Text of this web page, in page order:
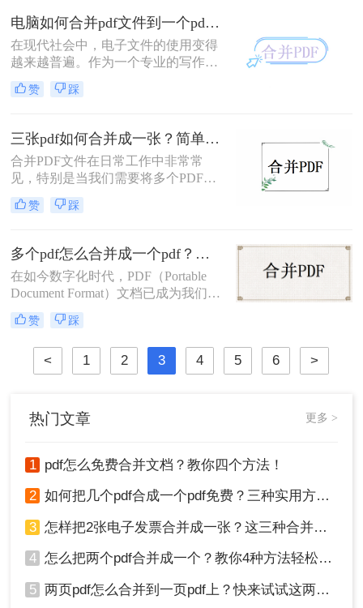
或者将多个报告整合成一个统一的文
档。那么，如何合并PDF文件呢？本
文将为你介绍二种省时高效的解决方
案。
电脑如何合并pdf文件到一个pdf？这二招分分钟解决！
在现代社会中，电子文件的使用变得
越来越普遍。作为一个专业的写作专
家，你可能经常需要合并多个PDF文
件成一个PDF文件。那么，电脑如何
介绍二种简单而高效的方法。
赞 踩
三张pdf如何合并成一张？简单易操作的3个方法！
合并PDF文件在日常工作中非常常
见，特别是当我们需要将多个PDF文
件合为一张时。那么，三张pdf如何合
并成一张呢？本文将介绍三种简便方
一张，让工作更加便捷高效。
赞 踩
多个pdf怎么合并成一个pdf？学会这3招，1分钟轻松搞定！
在如今数字化时代，PDF（Portable
Document Format）文档已成为我们生
活和工作中最常见的文件格式之一。
不论是在学术、商务还是日常生活
中，我们经常会遇到需要将多个PDF
文件合并成一个的情况。那么多个pdf
怎么合并成一个pdf呢？本文将提供一
多个PDF文件，并提供一些实用技
巧，以便更好地利用PDF文件。
赞 踩
< 1 2 3 4 5 6 >
热门文章 更多 >
1 pdf怎么免费合并文档？教你四个方法！
2 如何把几个pdf合成一个pdf免费？三种实用方法分享！
3 怎样把2张电子发票合并成一张？这三种合并方法学习一下!
4 怎么把两个pdf合并成一个？教你4种方法轻松完成合并！
5 两页pdf怎么合并到一页pdf上？快来试试这两种方法吧！